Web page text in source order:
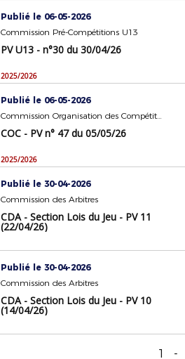
Publié le 06-05-2026
Commission Pré-Compétitions U13
PV U13 - n°30 du 30/04/26
2025/2026
Publié le 06-05-2026
Commission Organisation des Compétitions
COC - PV n° 47 du 05/05/26
2025/2026
Publié le 30-04-2026
Commission des Arbitres
CDA - Section Lois du Jeu - PV 11
(22/04/26)
Publié le 30-04-2026
Commission des Arbitres
CDA - Section Lois du Jeu - PV 10
(14/04/26)
1 -